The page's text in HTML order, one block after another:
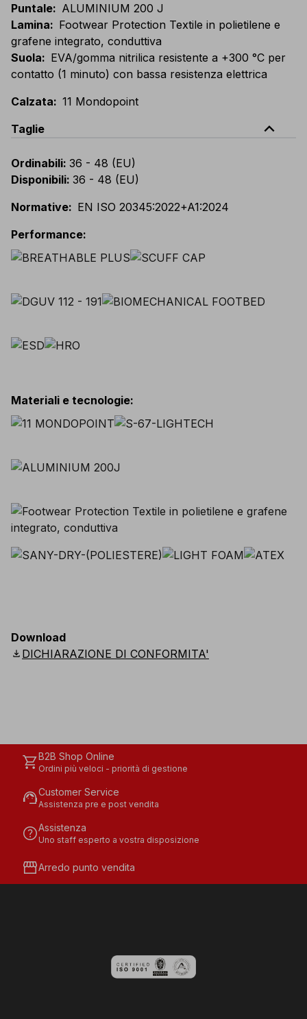
Puntale: ALUMINIUM 200 J
Lamina: Footwear Protection Textile in polietilene e
grafene integrato, conduttiva
Suola: EVA/gomma nitrilica resistente a +300 °C per
contatto (1 minuto) con bassa resistenza elettrica
Calzata: 11 Mondopoint
Taglie
expand_less
Ordinabili: 36 - 48 (EU)
Disponibili: 36 - 48 (EU)
Normative: EN ISO 20345:2022+A1:2024
Performance:
Materiali e tecnologie:
Download
download DICHIARAZIONE DI CONFORMITA'
shopping_cartB2B Shop Online
Ordini più veloci - priorità di gestione
support_agentCustomer Service
Assistenza pre e post vendita
helpAssistenza
Uno staff esperto a vostra disposizione
storefrontArredo punto vendita